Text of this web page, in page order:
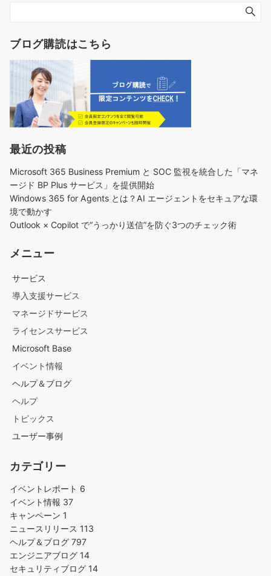
ブログ購読はこちら
最近の投稿
Microsoft 365 Business Premium と SOC 監視を統合した「マネ
ージド BP Plus サービス」を提供開始
Windows 365 for Agents とは？AI エージェントをセキュアな環
境で動かす
Outlook × Copilot で“うっかり送信”を防ぐ3つのチェック術​
メニュー
サービス
導入支援サービス
マネージドサービス
ライセンスサービス
Microsoft Base
イベント情報
ヘルプ＆ブログ
ヘルプ
トピックス
ユーザー事例
カテゴリー
イベントレポート 6
イベント情報 37
キャンペーン 1
ニュースリリース 113
ヘルプ＆ブログ 797
エンジニアブログ 14
セキュリティブログ 14